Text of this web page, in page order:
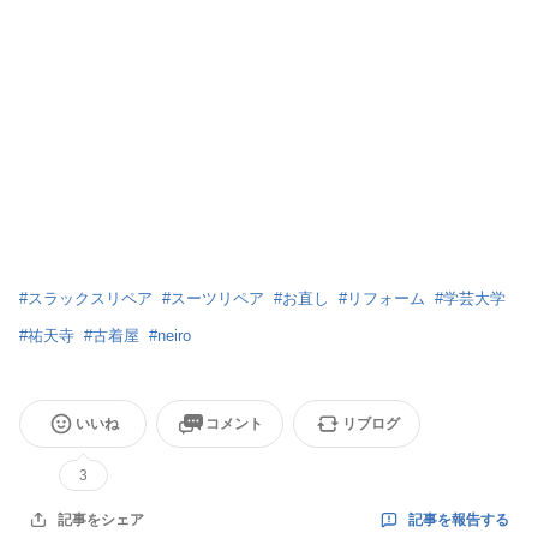
#スラックスリペア #スーツリペア #お直し #リフォーム #学芸大学
#祐天寺 #古着屋 #neiro
いいね
3
コメント リブログ
記事をシェア 記事を報告する